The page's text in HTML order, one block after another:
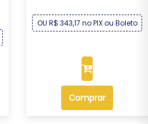
OU R$ 343,17 no PIX ou Boleto
Comprar